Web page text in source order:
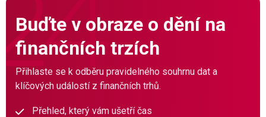
Buďte v obraze o dění na
finančních trzích
Přihlaste se k odběru pravidelného souhrnu dat a
klíčových událostí z finančních trhů.
Přehled, který vám ušetří čas